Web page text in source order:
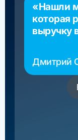
«Нашли
которая
выручку
Дмитрий